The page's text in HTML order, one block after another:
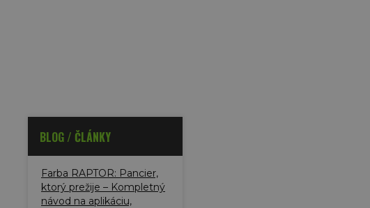
BLOG / ČLÁNKY
Farba RAPTOR: Pancier,
ktorý prežije – Kompletný
návod na aplikáciu,